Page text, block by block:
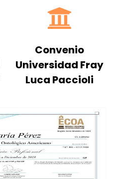
Convenio
Universidad Fray
Luca Paccioli